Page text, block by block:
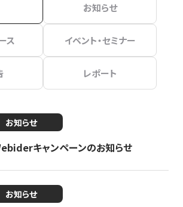
お知らせ
ス イベント・セミナー
レポート
お知らせ
キャンペーンのお知らせ
お知らせ